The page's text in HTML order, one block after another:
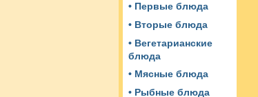
• Первые блюда
• Вторые блюда
• Вегетарианские
блюда
• Мясные блюда
• Рыбные блюда